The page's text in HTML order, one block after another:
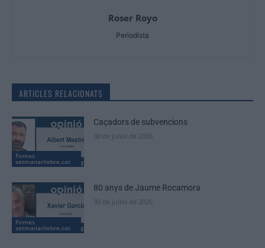
Roser Royo
Periodista
ARTICLES RELACIONATS
Firmes
setmanarilebre.cat
Caçadors de subvencions
30 de juliol de 2026
Firmes
setmanarilebre.cat
80 anys de Jaume Rocamora
30 de juliol de 2026